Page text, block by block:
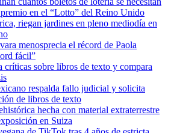
en el “Lotto” del Reino Unido
riegan jardines en pleno mediodía en
menosprecia el récord de Paola
fácil”
críticas sobre libros de texto y compara
respalda fallo judicial y solicita
de libros de texto
hecha con material extraterrestre
en Suiza